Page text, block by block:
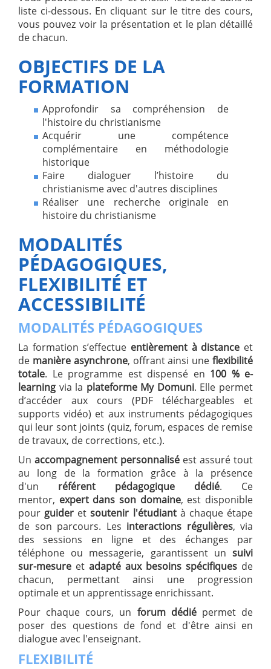
liste ci-dessous. En cliquant sur le titre des cours,
vous pouvez voir la présentation et le plan détaillé
de chacun.
OBJECTIFS DE LA
FORMATION
Approfondir sa compréhension de
l'histoire du christianisme
Acquérir une compétence
complémentaire en méthodologie
historique
Faire dialoguer l’histoire du
christianisme avec d'autres disciplines
Réaliser une recherche originale en
histoire du christianisme
MODALITÉS
PÉDAGOGIQUES,
FLEXIBILITÉ ET
ACCESSIBILITÉ
MODALITÉS PÉDAGOGIQUES
La formation s’effectue entièrement à distance et
de manière asynchrone, offrant ainsi uneflexibilité
totale. Le programme est dispensé en 100 % e-
learning via la plateforme My Domuni. Elle permet
d’accéder aux cours (PDF téléchargeables et
supports vidéo) et aux instruments pédagogiques
qui leur sont joints (quiz, forum, espaces de remise
de travaux, de corrections, etc.).
Un accompagnement personnalisé est assuré tout
au long de la formation grâce à la présence
d'un référent pédagogique dédié. Ce
mentor, expert dans son domaine, est disponible
pour guider etsoutenir l'étudiantà chaque étape
de son parcours. Les interactions régulières, via
des sessions en ligne et des échanges par
téléphone ou messagerie, garantissent un suivi
sur-mesure et adapté aux besoins spécifiques de
chacun, permettant ainsi une progression
optimale et un apprentissage enrichissant.
Pour chaque cours, un forum dédiépermet de
poser des questions de fond et d'être ainsi en
dialogue avec l'enseignant.
FLEXIBILITÉ